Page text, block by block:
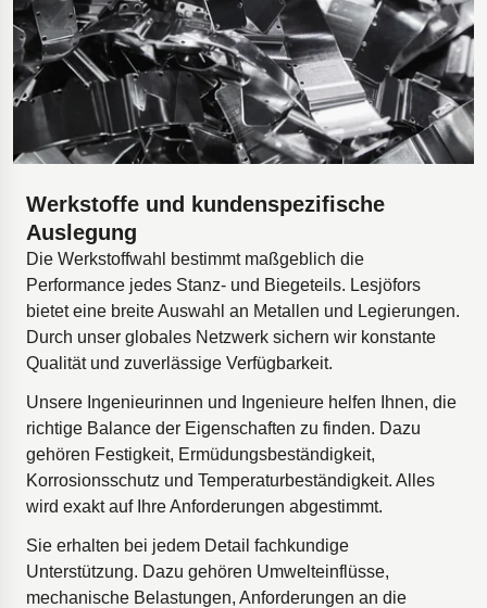
Werkstoffe und kundenspezifische
Auslegung
Die Werkstoffwahl bestimmt maßgeblich die
Performance jedes Stanz- und Biegeteils. Lesjöfors
bietet eine breite Auswahl an Metallen und Legierungen.
Durch unser globales Netzwerk sichern wir konstante
Qualität und zuverlässige Verfügbarkeit.
Unsere Ingenieurinnen und Ingenieure helfen Ihnen, die
richtige Balance der Eigenschaften zu finden. Dazu
gehören Festigkeit, Ermüdungsbeständigkeit,
Korrosionsschutz und Temperaturbeständigkeit. Alles
wird exakt auf Ihre Anforderungen abgestimmt.
Sie erhalten bei jedem Detail fachkundige
Unterstützung. Dazu gehören Umwelteinflüsse,
mechanische Belastungen, Anforderungen an die